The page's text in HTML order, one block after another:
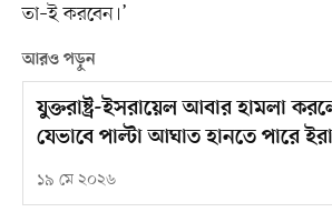
তা–ই করবেন।’
আরও পড়ুন
যুক্তরাষ্ট্র-ইসরায়েল আবার হামলা
যেভাবে পাল্টা আঘাত হানতে পারে
১৯ মে ২০২৬